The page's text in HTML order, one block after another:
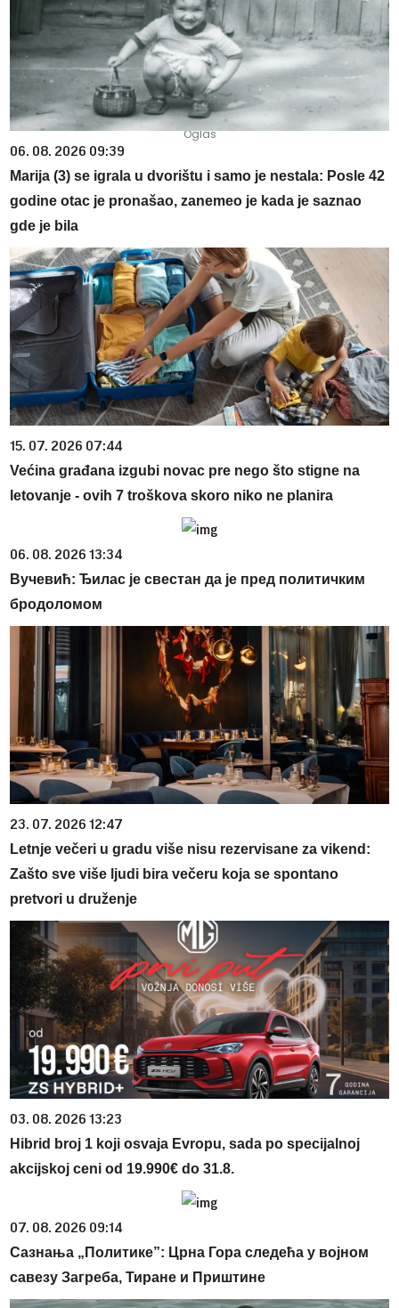
06. 08. 2026 09:39
Marija (3) se igrala u dvorištu i samo je nestala: Posle 42
godine otac je pronašao, zanemeo je kada je saznao
gde je bila
15. 07. 2026 07:44
Većina građana izgubi novac pre nego što stigne na
letovanje - ovih 7 troškova skoro niko ne planira
06. 08. 2026 13:34
Вучевић: Ђилас је свестан да је пред политичким
бродоломом
23. 07. 2026 12:47
Letnje večeri u gradu više nisu rezervisane za vikend:
Zašto sve više ljudi bira večeru koja se spontano
pretvori u druženje
03. 08. 2026 13:23
Hibrid broj 1 koji osvaja Evropu, sada po specijalnoj
akcijskoj ceni od 19.990€ do 31.8.
07. 08. 2026 09:14
Сазнања „Политике”: Црна Гора следећа у војном
савезу Загреба, Тиране и Приштине